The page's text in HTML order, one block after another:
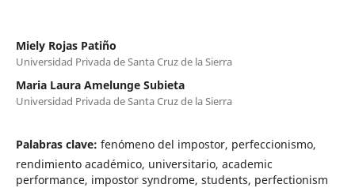
Miely Rojas Patiño
Universidad Privada de Santa Cruz de la Sierra
Maria Laura Amelunge Subieta
Universidad Privada de Santa Cruz de la Sierra
Palabras clave: fenómeno del impostor, perfeccionismo,
rendimiento académico, universitario, academic
performance, impostor syndrome, students, perfectionism